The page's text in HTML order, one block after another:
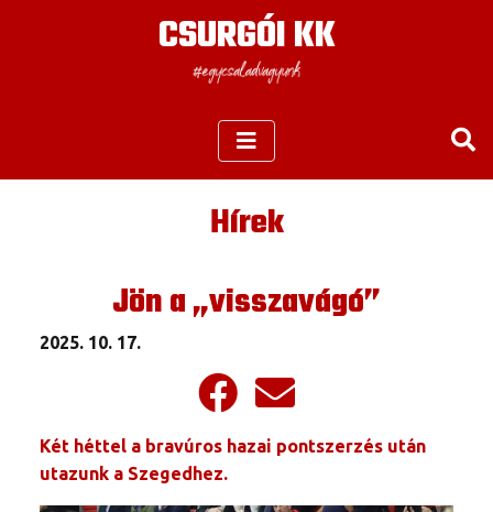
CSURGÓI KK
Hírek
Jön a „visszavágó”
2025. 10. 17.
Két héttel a bravúros hazai pontszerzés után
utazunk a Szegedhez.